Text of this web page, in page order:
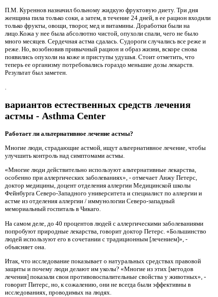
П.М. Куреннов назначил больному жидкую фруктовую диету. Три дня
женщина пила только соки, а затем, в течение 24 дней, в ее рацион входили
только фрукты, овощи, творог, мед и витамины. Доработки были на
лицо.Кожа у нее была абсолютно чистой, опухоли спали, чего не было
много месяцев. Сердечная астма сдалась. Судороги случались все реже и
реже. Но, возобновив привычный рацион и образ жизни, вскоре снова
появились опухоли на коже и приступы удушья. Стоит отметить, что
теперь ее организму потребовались гораздо меньшие дозы лекарств.
Результат был заметен.
вариантов естественных средств лечения
астмы - Asthma Center
Работает ли альтернативное лечение астмы?
Многие люди, страдающие астмой, ищут альтернативное лечение, чтобы
улучшить контроль над симптомами астмы.
«Многие люди действительно используют альтернативные лекарства,
особенно при аллергических заболеваниях», - отмечает Анжу Петерс,
доктор медицины, доцент отделения аллергии Медицинской школы
Фейнбурга Северо-Западного университета и специалист по аллергии и
астме из отделения аллергии / иммунологии Северо-западный
мемориальный госпиталь в Чикаго.
На самом деле, до 40 процентов людей с аллергическими заболеваниями
попробуют природные лекарства, говорит доктор Петерс. «Большинство
людей используют его в сочетании с традиционным [лечением]», -
объясняет она.
Итак, что исследование показывает о натуральных средствах правовой
защиты и почему люди делают им уколы? «Многие из этих [методов
лечения] показали свои противовоспалительные свойства у животных», -
говорит Питерс, но, к сожалению, они не всегда были эффективны в
исследованиях, проводимых на людях.